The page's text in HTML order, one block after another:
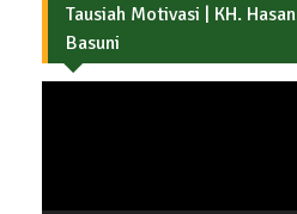
Tausiah Motivasi | KH. Hasan
Basuni